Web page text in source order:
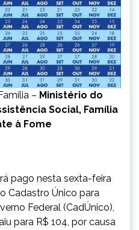
– Ministério do
Social, Família
à Fome
pago nesta sexta-feira
Cadastro Único para
Federal (CadÚnico),
para R$ 104, por causa